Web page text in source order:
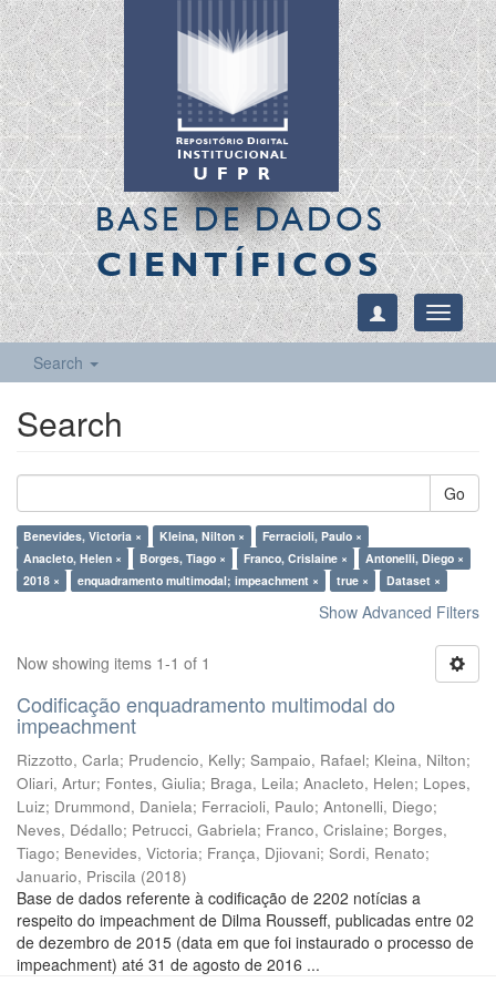
BASE DE DADOS
CIENTÍFICOS
Toggle
Search
Search
Go
Benevides, Victoria × Kleina, Nilton ×
Ferracioli, Paulo ×
Anacleto, Helen ×
Borges, Tiago × Franco, Crislaine ×
Antonelli, Diego ×
2018 ×
enquadramento multimodal; impeachment × true × Dataset ×
Show Advanced Filters
Now showing items 1-1 of 1
Codificação enquadramento multimodal do
impeachment
Rizzotto, Carla; Prudencio, Kelly; Sampaio, Rafael; Kleina, Nilton;
Oliari, Artur; Fontes, Giulia; Braga, Leila; Anacleto, Helen; Lopes,
Luiz; Drummond, Daniela; Ferracioli, Paulo; Antonelli, Diego;
Neves, Dédallo; Petrucci, Gabriela; Franco, Crislaine; Borges,
Tiago; Benevides, Victoria; França, Djiovani; Sordi, Renato;
Januario, Priscila (2018)
Base de dados referente à codificação de 2202 notícias a
respeito do impeachment de Dilma Rousseff, publicadas entre 02
de dezembro de 2015 (data em que foi instaurado o processo de
impeachment) até 31 de agosto de 2016 ...